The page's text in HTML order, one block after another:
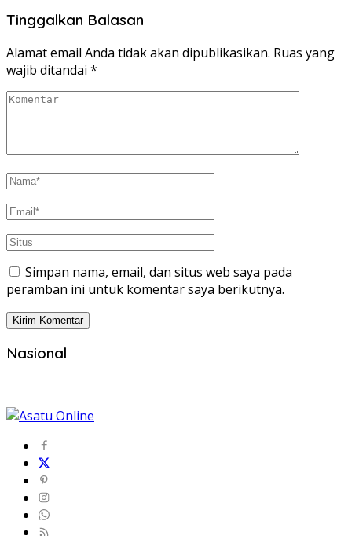
Tinggalkan Balasan
Alamat email Anda tidak akan dipublikasikan. Ruas yang
wajib ditandai *
Simpan nama, email, dan situs web saya pada
peramban ini untuk komentar saya berikutnya.
Nasional